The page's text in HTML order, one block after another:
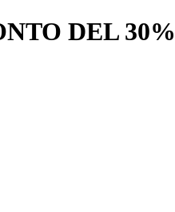
DEL